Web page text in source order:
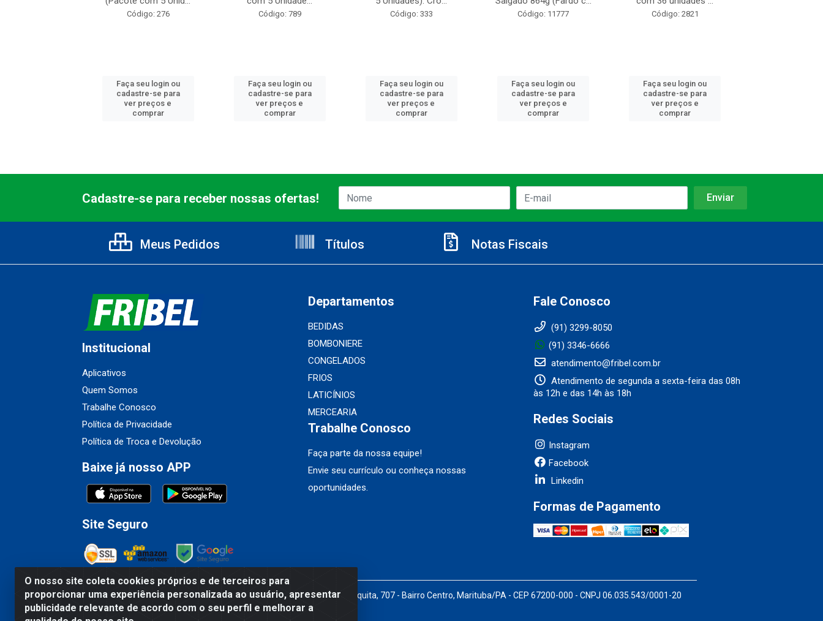
Código: 276
Faça seu login ou
cadastre-se para
ver preços e
comprar
Código: 789
Faça seu login ou
cadastre-se para
ver preços e
comprar
Código: 333
Faça seu login ou
cadastre-se para
ver preços e
comprar
Código: 11777
Faça seu login ou
cadastre-se para
ver preços e
comprar
Código: 2821
Faça seu login ou
cadastre-se para
ver preços e
comprar
O nosso site coleta cookies próprios e de terceiros para
proporcionar uma experiência personalizada ao usuário, apresentar
publicidade relevante de acordo com o seu perfil e melhorar a
Cadastre-se para receber nossas ofertas!
Meus Pedidos Títulos Notas Fiscais
Institucional
Aplicativos
Quem Somos
Trabalhe Conosco
Política de Privacidade
Política de Troca e Devolução
Baixe já nosso APP
Site Seguro
Departamentos
BEDIDAS
BOMBONIERE
CONGELADOS
FRIOS
LATICÍNIOS
MERCEARIA
Trabalhe Conosco
Faça parte da nossa equipe!
Envie seu currículo ou conheça nossas
oportunidades.
Fale Conosco
(91) 3299-8050
(91) 3346-6666
atendimento@fribel.com.br
Atendimento de segunda a sexta-feira das 08h
às 12h e das 14h às 18h
Redes Sociais
Instagram
Facebook
Linkedin
Formas de Pagamento
Fribel Comercio de Alimentos LTDA - Travessa Pedro Marques de Mesquita, 707 - Bairro Centro, Marituba/PA - CEP 67200-000 - CNPJ 06.035.543/0001-20